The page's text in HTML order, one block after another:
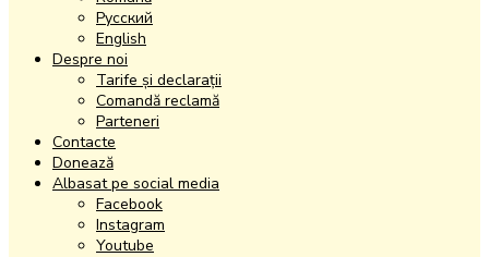
Русский
English
Despre noi
Tarife și declarații
Comandă reclamă
Parteneri
Contacte
Donează
Albasat pe social media
Facebook
Instagram
Youtube